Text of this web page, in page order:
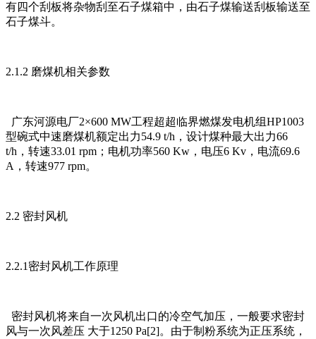
有四个刮板将杂物刮至石子煤箱中，由石子煤输送刮板输送至
石子煤斗。
2.1.2 磨煤机相关参数
广东河源电厂2×600 MW工程超超临界燃煤发电机组HP1003
型碗式中速磨煤机额定出力54.9 t/h，设计煤种最大出力66
t/h，转速33.01 rpm；电机功率560 Kw，电压6 Kv，电流69.6
A，转速977 rpm。
2.2 密封风机
2.2.1密封风机工作原理
密封风机将来自一次风机出口的冷空气加压，一般要求密封
风与一次风差压 大于1250 Pa[2]。由于制粉系统为正压系统，